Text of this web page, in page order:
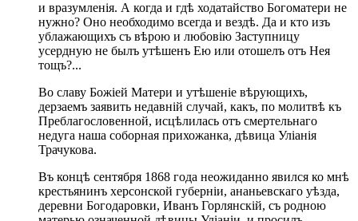
и вразумленія. А когда и гдѣ ходатайство Богоматери не
нужно? Оно необходимо всегда и вездѣ. Да и кто изъ
ублажающихъ съ вѣрою и любовію Заступницу
усердную не былъ утѣшенъ Ею или отошелъ отъ Нея
тощъ?...
Во славу Божіей Матери и утѣшеніе вѣрующихъ,
дерзаемъ заявить недавній случай, какъ, по молитвѣ къ
Преблагословенной, исцѣлилась отъ смертельнаго
недуга наша соборная прихожанка, дѣвица Уліанія
Трачукова.
Въ концѣ сентября 1868 года неожиданно явился ко мнѣ
крестьянинъ херсонской губерніи, ананьевскаго уѣзда,
деревни Богодаровки, Иванъ Горлянскій, съ родною